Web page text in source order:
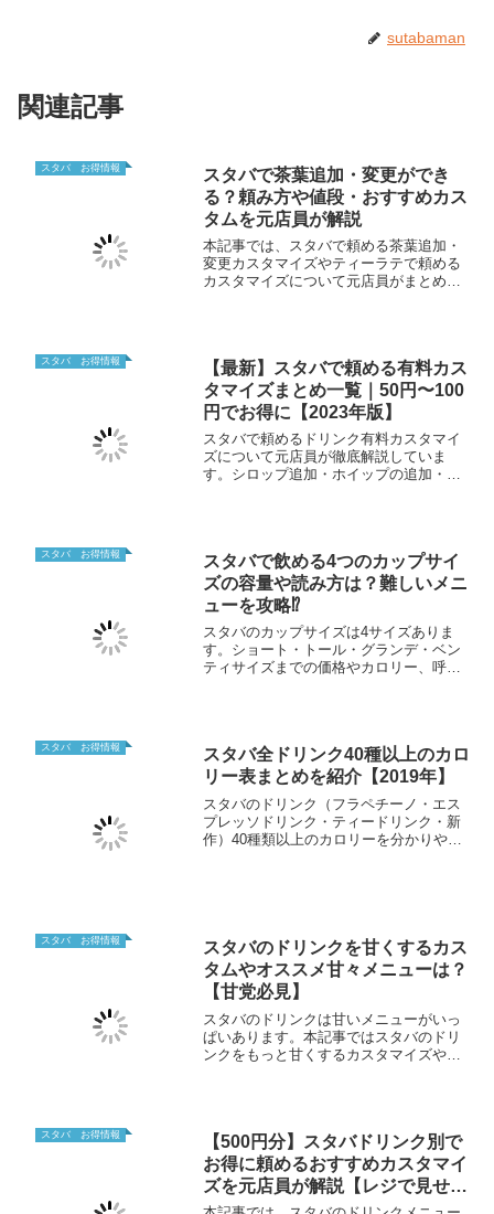
sutabaman
関連記事
スタバ お得情報
スタバで茶葉追加・変更ができ
る？頼み方や値段・おすすめカス
タムを元店員が解説
本記事では、スタバで頼める茶葉追加・
変更カスタマイズやティーラテで頼める
カスタマイズについて元店員がまとめて
スタバ お得情報
【最新】スタバで頼める有料カス
タマイズまとめ一覧｜50円〜100
円でお得に【2023年版】
スタバで頼めるドリンク有料カスタマイ
ズについて元店員が徹底解説していま
す。シロップ追加・ホイップの追加・茶
めて紹介しています。
スタバ お得情報
スタバで飲める4つのカップサイ
ズの容量や読み方は？難しいメニ
ューを攻略⁉
スタバのカップサイズは4サイズありま
す。ショート・トール・グランデ・ベン
ティサイズまでの価格やカロリー、呼び
スタバ お得情報
スタバ全ドリンク40種以上のカロ
リー表まとめを紹介【2019年】
スタバのドリンク（フラペチーノ・エス
プレッソドリンク・ティードリンク・新
作）40種類以上のカロリーを分かりやす
スタバ お得情報
スタバのドリンクを甘くするカス
タムやオススメ甘々メニューは？
【甘党必見】
スタバのドリンクは甘いメニューがいっ
ぱいあります。本記事ではスタバのドリ
ンクをもっと甘くするカスタマイズや、
スタバ お得情報
【500円分】スタバドリンク別で
お得に頼めるおすすめカスタマイ
ズを元店員が解説【レジで見せる
だけ】